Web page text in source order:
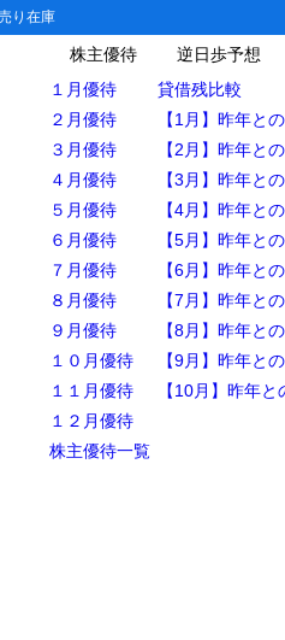
り在庫
株主優待
１月優待
２月優待
３月優待
４月優待
５月優待
６月優待
７月優待
８月優待
９月優待
１０月優待
１１月優待
１２月優待
株主優待一覧
逆日歩予想
貸借残比較
【1月】昨年と
【2月】昨年と
【3月】昨年と
【4月】昨年と
【5月】昨年と
【6月】昨年と
【7月】昨年と
【8月】昨年と
【9月】昨年と
【10月】昨年と